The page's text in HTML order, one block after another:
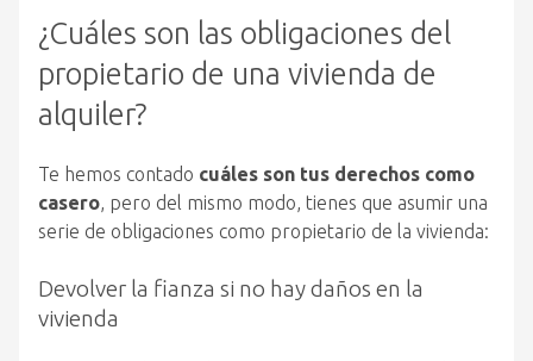
¿Cuáles son las obligaciones del
propietario de una vivienda de
alquiler?
Te hemos contado cuáles son tus derechos como
casero, pero del mismo modo, tienes que asumir una
serie de obligaciones como propietario de la vivienda:
Devolver la fianza si no hay daños en la
vivienda